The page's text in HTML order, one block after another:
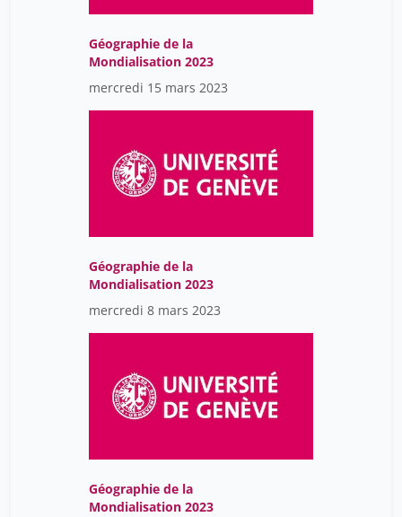
tilliette jean-yves
tinguely frédéric
volokhine youri
Géographie de la
Mondialisation 2023
mercredi 15 mars 2023
Géographie de la
Mondialisation 2023
mercredi 8 mars 2023
Géographie de la
Mondialisation 2023